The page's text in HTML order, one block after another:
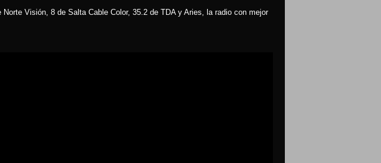
Visión, 8 de Salta Cable Color, 35.2 de TDA y Aries, la radio con mejor